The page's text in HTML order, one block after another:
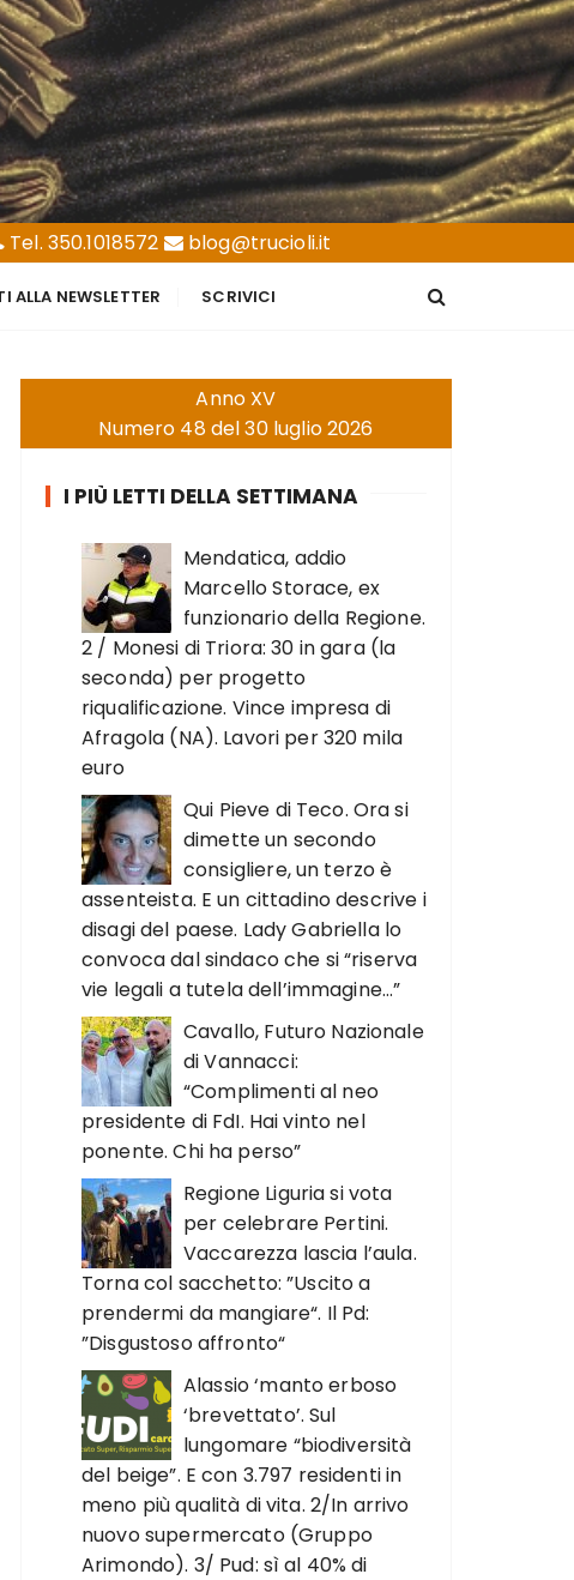
Tel. 350.1018572 blog@trucioli.it
ALLA NEWSLETTER SCRIVICI
Anno XV
Numero 48 del 30 luglio 2026
I PIÙ LETTI DELLA SETTIMANA
Mendatica, addio
Marcello Storace, ex
funzionario della Regione.
2 / Monesi di Triora: 30 in gara (la
seconda) per progetto
riqualificazione. Vince impresa di
Afragola (NA). Lavori per 320 mila
euro
Qui Pieve di Teco. Ora si
dimette un secondo
consigliere, un terzo è
assenteista. E un cittadino descrive i
disagi del paese. Lady Gabriella lo
convoca dal sindaco che si “riserva
vie legali a tutela dell’immagine…”
Cavallo, Futuro Nazionale
di Vannacci:
“Complimenti al neo
presidente di FdI. Hai vinto nel
ponente. Chi ha perso”
Regione Liguria si vota
per celebrare Pertini.
Vaccarezza lascia l’aula.
Torna col sacchetto: ”Uscito a
prendermi da mangiare“. Il Pd:
”Disgustoso affronto“
Alassio ‘manto erboso
‘brevettato’. Sul
lungomare “biodiversità
del beige”. E con 3.797 residenti in
meno più qualità di vita. 2/In arrivo
nuovo supermercato (Gruppo
Arimondo). 3/ Pud: sì al 40% di